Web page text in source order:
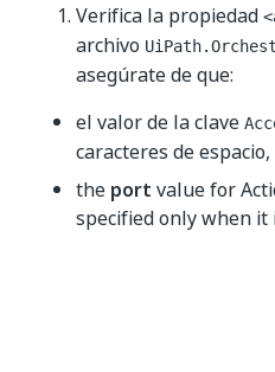
Verifica la propiedad
archivo
asegúrate de que:
el valor de la clave
caracteres de espacio,
the port value for
specified only when